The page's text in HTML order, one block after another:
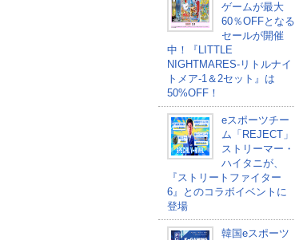
ゲームが最大
60％OFFとなる
セールが開催
中！『LITTLE
NIGHTMARES-リトルナイ
トメア-1＆2セット』は
50%OFF！
eスポーツチー
ム「REJECT」
ストリーマー・
ハイタニが、
『ストリートファイター
6』とのコラボイベントに
登場
韓国eスポーツ